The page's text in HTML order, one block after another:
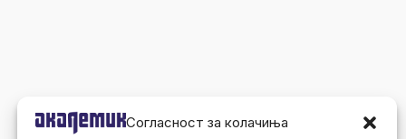
Согласност за колачиња